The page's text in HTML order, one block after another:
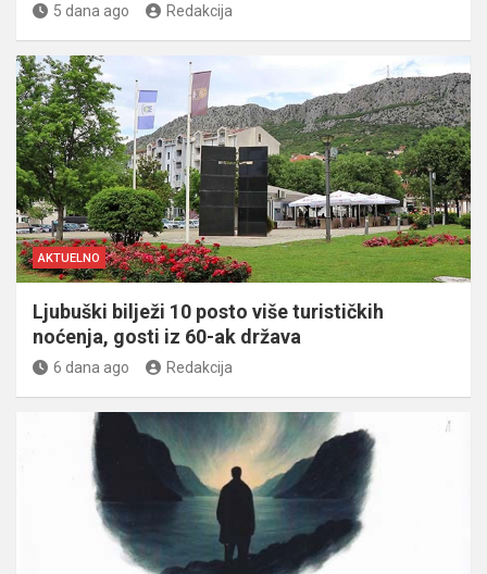
5 dana ago Redakcija
AKTUELNO
Ljubuški bilježi 10 posto više turističkih
noćenja, gosti iz 60-ak država
6 dana ago Redakcija